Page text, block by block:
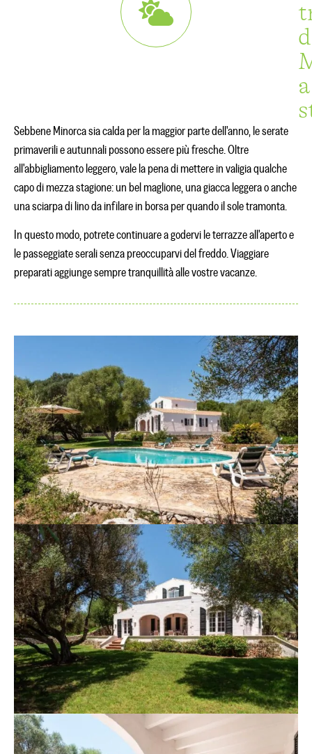
a
Sebbene Minorca sia calda per la maggior parte dell'anno, le serate
primaverili e autunnali possono essere più fresche. Oltre
all'abbigliamento leggero, vale la pena di mettere in valigia qualche
capo di mezza stagione: un bel maglione, una giacca leggera o anche
una sciarpa di lino da infilare in borsa per quando il sole tramonta.
In questo modo, potrete continuare a godervi le terrazze all'aperto e
le passeggiate serali senza preoccuparvi del freddo. Viaggiare
preparati aggiunge sempre tranquillità alle vostre vacanze.